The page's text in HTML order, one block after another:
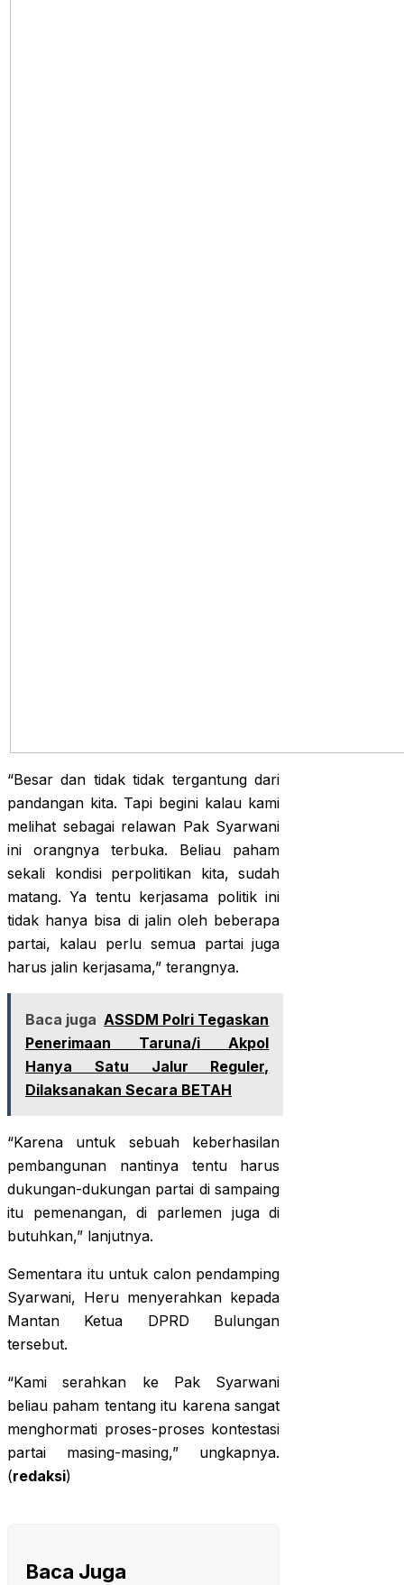
“Besar dan tidak tidak tergantung dari
pandangan kita. Tapi begini kalau kami
melihat sebagai relawan Pak Syarwani
ini orangnya terbuka. Beliau paham
sekali kondisi perpolitikan kita, sudah
matang. Ya tentu kerjasama politik ini
tidak hanya bisa di jalin oleh beberapa
partai, kalau perlu semua partai juga
harus jalin kerjasama,” terangnya.
Baca juga ASSDM Polri Tegaskan
Penerimaan Taruna/i Akpol
Hanya Satu Jalur Reguler,
Dilaksanakan Secara BETAH
“Karena untuk sebuah keberhasilan
pembangunan nantinya tentu harus
dukungan-dukungan partai di sampaing
itu pemenangan, di parlemen juga di
butuhkan,” lanjutnya.
Sementara itu untuk calon pendamping
Syarwani, Heru menyerahkan kepada
Mantan Ketua DPRD Bulungan
tersebut.
“Kami serahkan ke Pak Syarwani
beliau paham tentang itu karena sangat
menghormati proses-proses kontestasi
partai masing-masing,” ungkapnya.
(redaksi)
Baca Juga